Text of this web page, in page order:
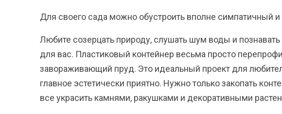
Для своего сада можно обустроить вполне симпатичный
Любите созерцать природу, слушать шум воды и
для вас. Пластиковый контейнер весьма просто
завораживающий пруд. Это идеальный проект для
главное эстетически приятно. Нужно только закопать
все украсить камнями, ракушками и декоративными